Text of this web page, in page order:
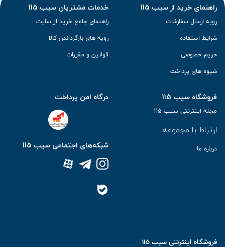
راهنمای خرید از سیب 115
رویه ارسال سفارشات
شرایط استفاده
حریم خصوصی
شیوه های پرداخت
خدمات مشتریان سیب 115
راهنمای جامع خرید از سایت
رویه های بازگرداندن کالا
قوانین و مقررات
فروشگاه سیب 115
مجله اینترنتی سیب 115
ارتباط با مجموعه
درباره ما
درگاه امن پرداخت
شبکه‌های اجتماعی سیب 115
فروشگاه اینترنتی سیب 115